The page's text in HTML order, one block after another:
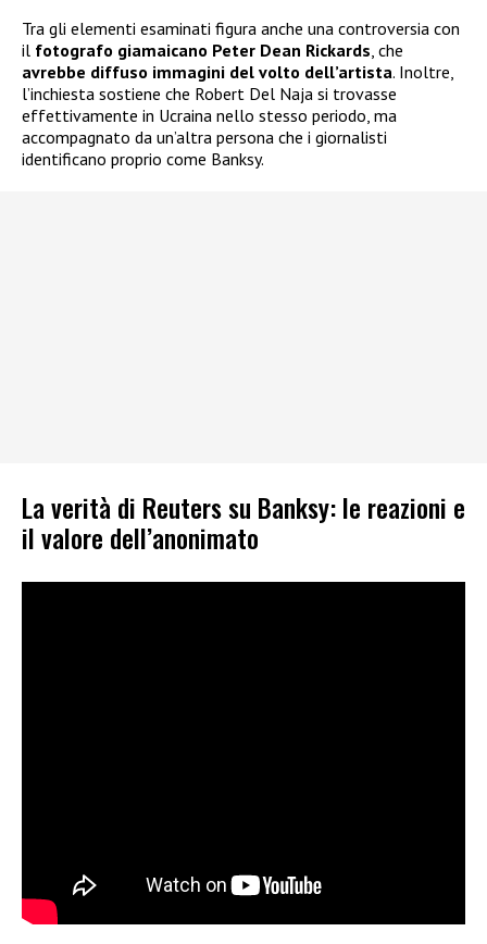
Tra gli elementi esaminati figura anche una controversia con
il fotografo giamaicano Peter Dean Rickards , che
avrebbe diffuso immagini del volto dell’artista. Inoltre,
l’inchiesta sostiene che Robert Del Naja si trovasse
effettivamente in Ucraina nello stesso periodo, ma
accompagnato da un’altra persona che i giornalisti
identificano proprio come Banksy.
La verità di Reuters su Banksy: le reazioni e
il valore dell’anonimato